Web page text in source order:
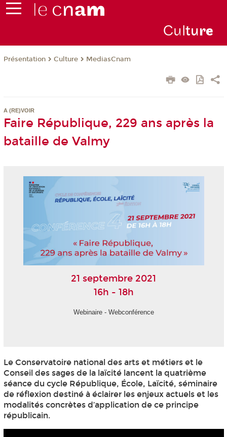
Culture
Présentation Culture MediasCnam
A (RE)VOIR
Faire République, 229 ans après la
bataille de Valmy
21 septembre 2021
16h - 18h
Webinaire - Webconférence
Le Conservatoire national des arts et métiers et le
Conseil des sages de la laïcité lancent la quatrième
séance du cycle République, École, Laïcité, séminaire
de réflexion destiné à éclairer les enjeux actuels et les
modalités concrètes d’application de ce principe
républicain.